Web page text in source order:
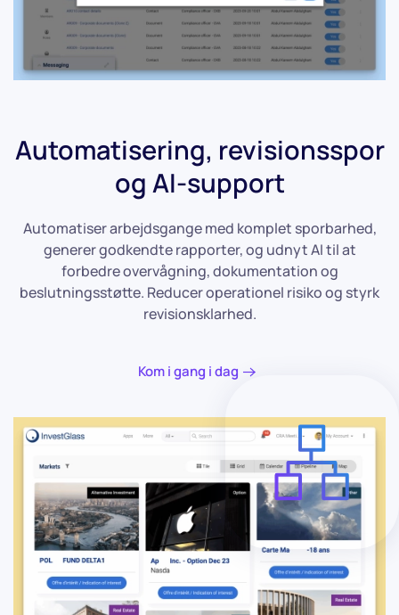
Automatisering, revisionsspor
og AI-support
Automatiser arbejdsgange med komplet sporbarhed,
generer godkendte rapporter, og udnyt AI til at
forbedre overvågning, dokumentation og
beslutningsstøtte. Reducer operationel risiko og styrk
revisionsklarhed.
Kom i gang i dag